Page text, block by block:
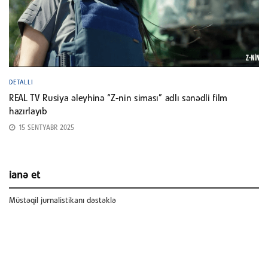
DETALLI
REAL TV Rusiya əleyhinə “Z-nin siması” adlı sənədli film
hazırlayıb
15 SENTYABR 2025
ianə et
Müstəqil jurnalistikanı dəstəklə